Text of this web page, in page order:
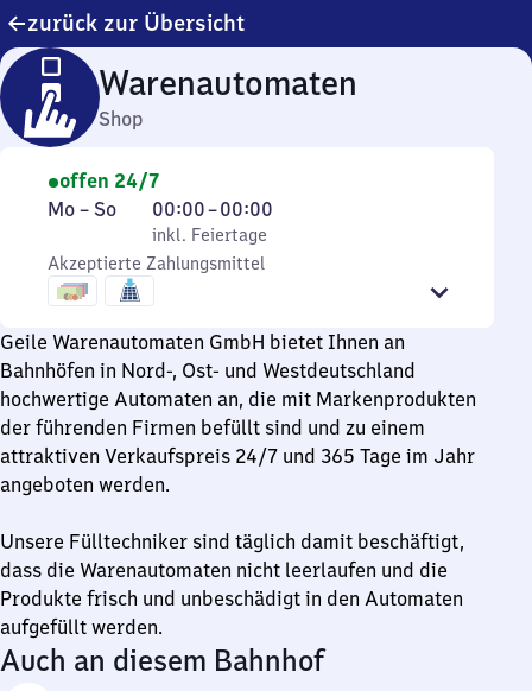
zurück zur Übersicht
Warenautomaten
Shop
offen 24/7
Montag
Sonntag
Mo – So,
inkl. Feiertage
00:00–00:00
Von
0
Uhr
Uhr
inkl. Feiertage
Akzeptierte Zahlungsmittel
Geile Warenautomaten GmbH bietet Ihnen an
Bahnhöfen in Nord-, Ost- und Westdeutschland
hochwertige Automaten an, die mit Markenprodukten
der führenden Firmen befüllt sind und zu einem
attraktiven Verkaufspreis 24/7 und 365 Tage im Jahr
angeboten werden.
Unsere Fülltechniker sind täglich damit beschäftigt,
dass die Warenautomaten nicht leerlaufen und die
Produkte frisch und unbeschädigt in den Automaten
aufgefüllt werden.
Auch an diesem Bahnhof